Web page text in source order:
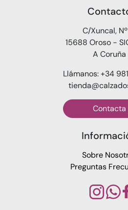
C/Xuncal, Nº
15688 Oroso -
A Coruña
Llámanos: +34
Contacta
Sobre
Preguntas